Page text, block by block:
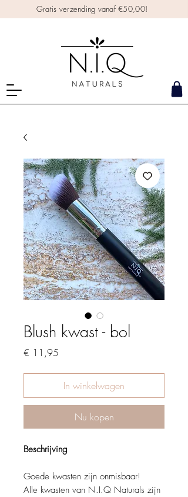
Gratis verzending vanaf €50,00!
Blush kwast - bol
€ 11,95
In winkelwagen
Nu kopen
Beschrijving
Goede kwasten zijn onmisbaar!
Alle kwasten van N.I.Q Naturals zijn